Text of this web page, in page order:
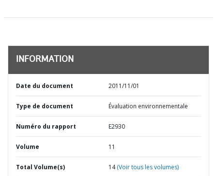
INFORMATION
Date du document 2011/11/01
Type de document Évaluation environnementale
Numéro du rapport E2930
Volume 11
Total Volume(s) 14(Voir tous les volumes)